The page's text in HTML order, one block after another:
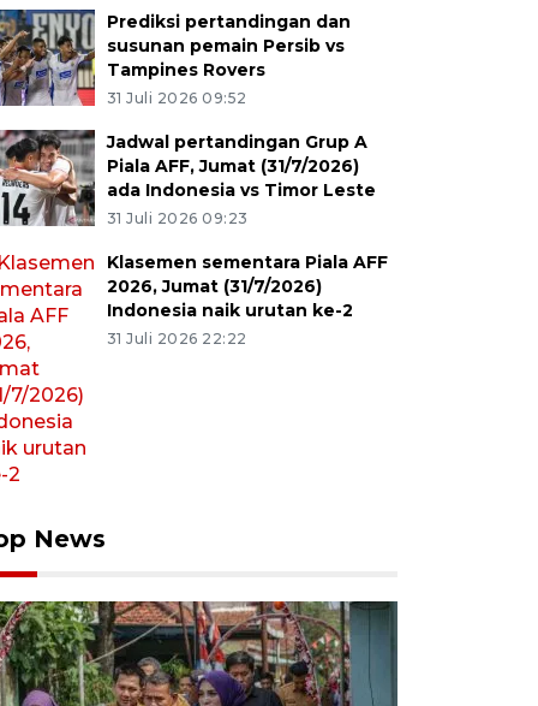
Prediksi pertandingan dan
susunan pemain Persib vs
Tampines Rovers
31 Juli 2026 09:52
Jadwal pertandingan Grup A
Piala AFF, Jumat (31/7/2026)
ada Indonesia vs Timor Leste
31 Juli 2026 09:23
Klasemen sementara Piala AFF
2026, Jumat (31/7/2026)
Indonesia naik urutan ke-2
31 Juli 2026 22:22
News